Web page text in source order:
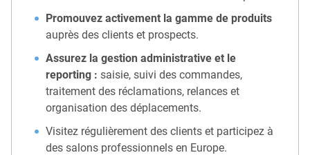
Promouvez activement la gamme de produits
auprès des clients et prospects.
Assurez la gestion administrative et le
reporting : saisie, suivi des commandes,
traitement des réclamations, relances et
organisation des déplacements.
Visitez régulièrement des clients et participez à
des salons professionnels en Europe.